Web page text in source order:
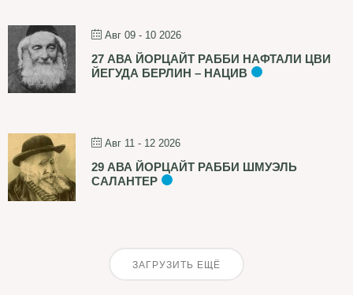
Авг 09 - 10 2026
27 АВА ЙОРЦАЙТ РАББИ НАФТАЛИ ЦВИ
ЙЕГУДА БЕРЛИН – НАЦИВ
Авг 11 - 12 2026
29 АВА ЙОРЦАЙТ РАББИ ШМУЭЛЬ
САЛАНТЕР
ЗАГРУЗИТЬ ЕЩЁ